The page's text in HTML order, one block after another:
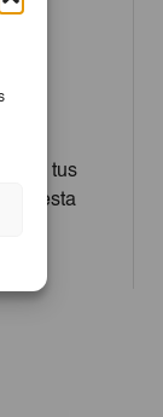
en tus
esta